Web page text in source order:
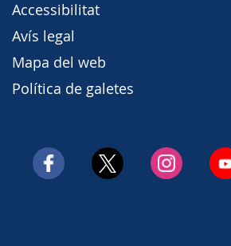
Accessibilitat
Avís legal
Mapa del web
Política de galetes